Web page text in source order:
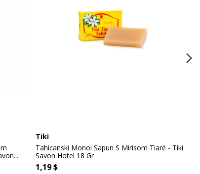
Tiki
Tahicanski Monoi Sapun S Mirisom Tiaré - Tiki
Savon Hotel 18 Gr
1,19 $